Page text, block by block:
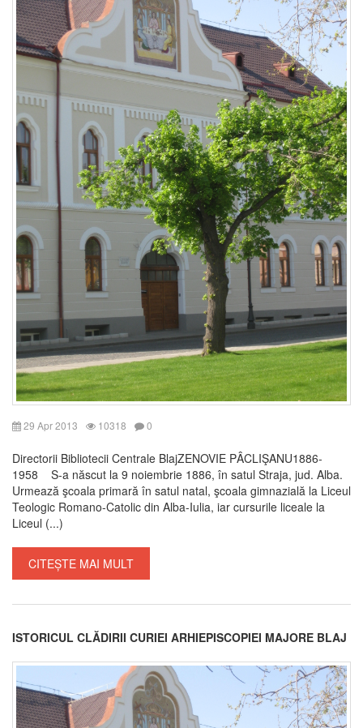
29 Apr 2013 10318 0
Directorii Bibliotecii Centrale BlajZENOVIE PÂCLIŞANU1886-
1958 S-a născut la 9 noiembrie 1886, în satul Straja, jud. Alba.
Urmează şcoala primară în satul natal, şcoala gimnazială la Liceul
Teologic Romano-Catolic din Alba-Iulia, iar cursurile liceale la
Liceul (...)
CITEȘTE MAI MULT
ISTORICUL CLĂDIRII CURIEI ARHIEPISCOPIEI MAJORE BLAJ